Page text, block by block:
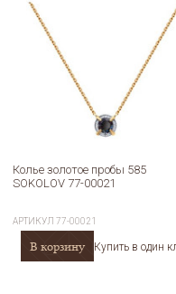
Колье золотое пробы 585
SOKOLOV 77-00021
АРТИКУЛ77-00021
В корзину Купить в один